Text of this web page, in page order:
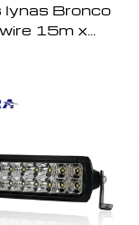
lynas Bronco
15m x